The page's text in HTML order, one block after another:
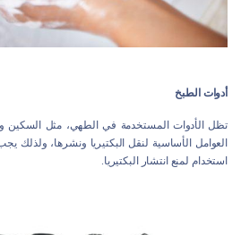
أدوات الطبخ
تظل الأدوات المستخدمة في الطهي، مثل السكين
العوامل الأساسية لنقل البكتيريا ونشرها،
استخدام لمنع انتشار البكتيريا.